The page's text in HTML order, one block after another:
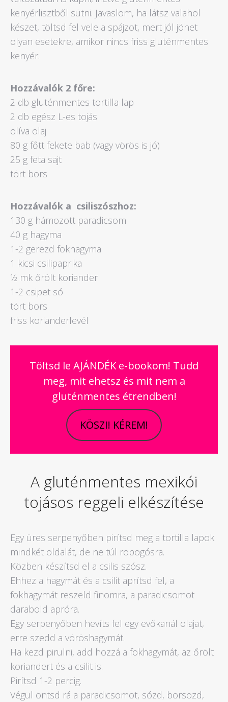
kenyérlisztből sütni. Javaslom, ha látsz valahol
készet, töltsd fel vele a spájzot, mert jól jöhet
olyan esetekre, amikor nincs friss gluténmentes
kenyér.
Hozzávalók 2 főre:
2 db gluténmentes tortilla lap
2 db egész L-es tojás
olíva olaj
80 g főtt fekete bab (vagy vörös is jó)
25 g feta sajt
tört bors
Hozzávalók a csiliszószhoz:
130 g hámozott paradicsom
40 g hagyma
1-2 gerezd fokhagyma
1 kicsi csilipaprika
½ mk őrölt koriander
1-2 csipet só
tört bors
friss korianderlevél
Töltsd le AJÁNDÉK e-bookom! Tudd
meg, mit ehetsz és mit nem a
gluténmentes étrendben!
KÖSZI! KÉREM!
A gluténmentes mexikói
tojásos reggeli elkészítése
Egy üres serpenyőben pirítsd meg a tortilla lapok
mindkét oldalát, de ne túl ropogósra.
Közben készítsd el a csilis szósz.
Ehhez a hagymát és a csilit aprítsd fel, a
fokhagymát reszeld finomra, a paradicsomot
darabold apróra.
Egy serpenyőben hevíts fel egy evőkanál olajat,
erre szedd a vöröshagymát.
Ha kezd pirulni, add hozzá a fokhagymát, az őrölt
koriandert és a csilit is.
Pirítsd 1-2 percig.
Végül öntsd rá a paradicsomot, sózd, borsozd,